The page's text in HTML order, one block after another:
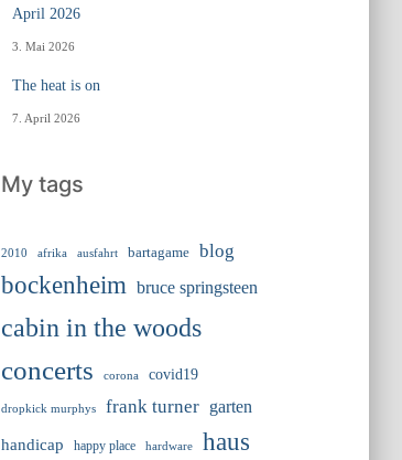
April 2026
3. Mai 2026
The heat is on
7. April 2026
My tags
2010 afrika ausfahrt bartagame blog
bockenheim bruce springsteen
cabin in the woods
concerts
corona covid19
dropkick murphys frank turner
garten
handicap
happy place hardware haus